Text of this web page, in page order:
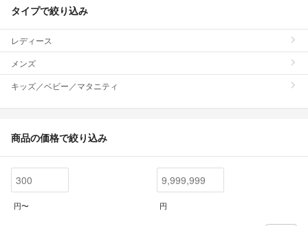
タイプで絞り込み
レディース
メンズ
キッズ／ベビー／マタニティ
商品の価格で絞り込み
円〜 円